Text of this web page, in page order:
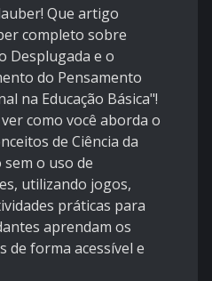
Que artigo
completo sobre
Desplugada e o
do Pensamento
na Educação Básica"!
como você aborda o
de Ciência da
o uso de
utilizando jogos,
práticas para
aprendam os
de forma acessível e